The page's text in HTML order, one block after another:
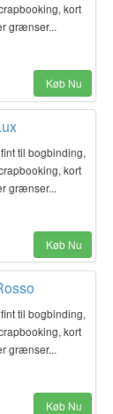
kort
grænser...
Køb Nu
til bogbinding,
kort
grænser...
Køb Nu
til bogbinding,
kort
grænser...
Køb Nu